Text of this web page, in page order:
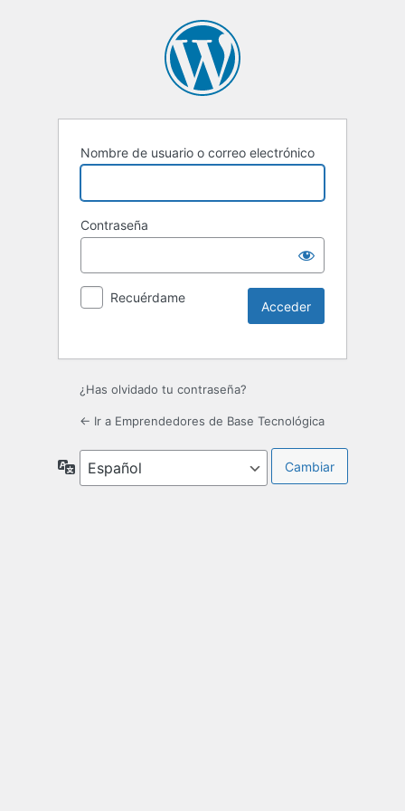
Nombre de usuario o correo electrónico
Contraseña
Recuérdame
¿Has olvidado tu contraseña?
← Ir a Emprendedores de Base Tecnológica
Idioma